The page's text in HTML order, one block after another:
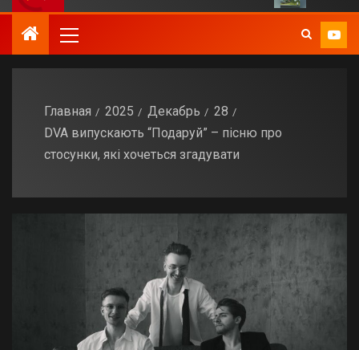
Главная 2025 Декабрь
28
DVA випускають “Подаруй” – пісню про
стосунки, які хочеться згадувати